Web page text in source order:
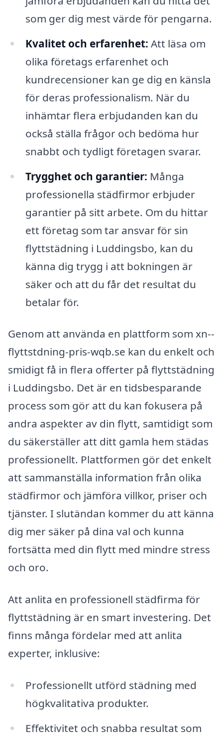
som ger dig mest värde för pengarna.
Kvalitet och erfarenhet: Att läsa om
olika företags erfarenhet och
kundrecensioner kan ge dig en känsla
för deras professionalism. När du
inhämtar flera erbjudanden kan du
också ställa frågor och bedöma hur
snabbt och tydligt företagen svarar.
Trygghet och garantier: Många
professionella städfirmor erbjuder
garantier på sitt arbete. Om du hittar
ett företag som tar ansvar för sin
flyttstädning i Luddingsbo, kan du
känna dig trygg i att bokningen är
säker och att du får det resultat du
betalar för.
Genom att använda en plattform som xn--
flyttstdning-pris-wqb.se kan du enkelt och
smidigt få in flera offerter på flyttstädning
i Luddingsbo. Det är en tidsbesparande
process som gör att du kan fokusera på
andra aspekter av din flytt, samtidigt som
du säkerställer att ditt gamla hem städas
professionellt. Plattformen gör det enkelt
att sammanställa information från olika
städfirmor och jämföra villkor, priser och
tjänster. I slutändan kommer du att känna
dig mer säker på dina val och kunna
fortsätta med din flytt med mindre stress
och oro.
Att anlita en professionell städfirma för
flyttstädning är en smart investering. Det
finns många fördelar med att anlita
experter, inklusive:
Professionellt utförd städning med
högkvalitativa produkter.
Effektivitet och snabba resultat som